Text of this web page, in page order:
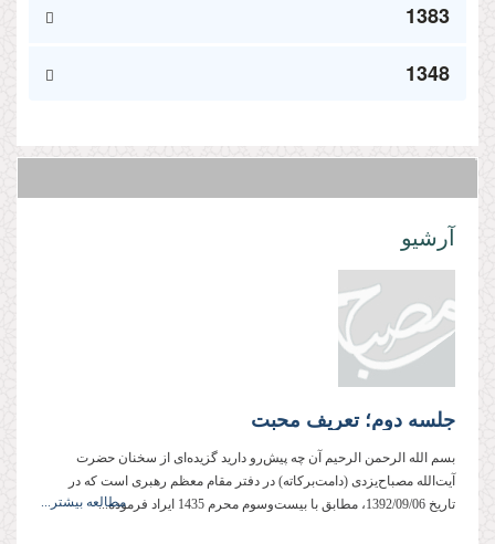
1383
1348
آرشیو
جلسه دوم؛ تعریف محبت
بسم الله الرحمن الرحیم آن چه پیش‌رو دارید گزیده‌ای از سخنان حضرت
آیت‌الله مصباح‌یزدی (دامت‌بركاته) در دفتر مقام معظم رهبری است كه در
تاریخ 1392/09/06، مطابق با بیست‌وسوم محرم 1435 ایراد فرموده‌...
مطالعه بیشتر...